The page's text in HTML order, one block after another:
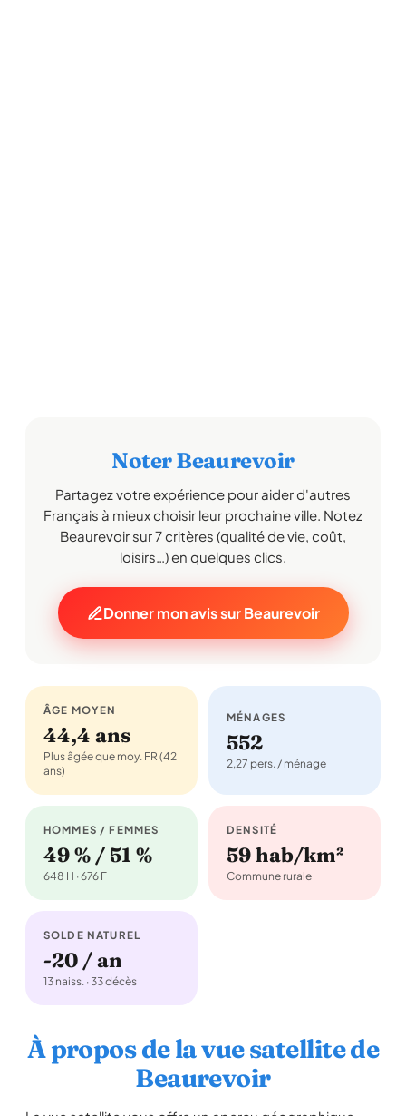
Noter Beaurevoir
Partagez votre expérience pour aider d'autres
Français à mieux choisir leur prochaine ville. Notez
Beaurevoir sur 7 critères (qualité de vie, coût,
loisirs…) en quelques clics.
Donner mon avis sur Beaurevoir
ÂGE MOYEN
44,4 ans
Plus âgée que moy. FR (42
ans)
MÉNAGES
552
2,27 pers. / ménage
HOMMES / FEMMES
49 % / 51 %
648 H · 676 F
DENSITÉ
59 hab/km²
Commune rurale
SOLDE NATUREL
-20 / an
13 naiss. · 33 décès
À propos de la vue satellite de
Beaurevoir